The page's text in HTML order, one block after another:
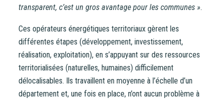
transparent, c’est un gros avantage pour les communes ».
Ces opérateurs énergétiques territoriaux gèrent les
différentes étapes (développement, investissement,
réalisation, exploitation), en s’appuyant sur des ressources
territorialisées (naturelles, humaines) difficilement
délocalisables. Ils travaillent en moyenne à l’échelle d’un
département et, une fois en place, n’ont aucun problème à